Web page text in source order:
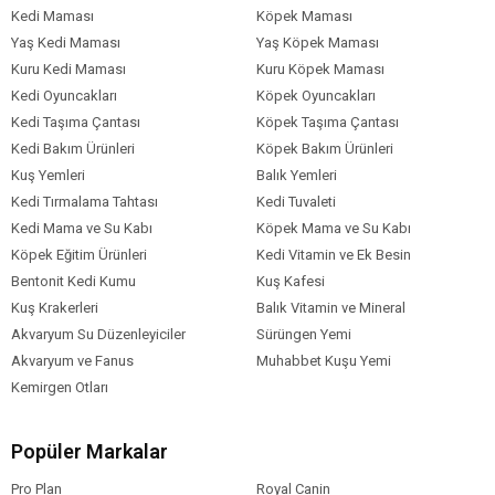
Nem %10
Ham Kül %5,2
Ham Seluloz %6
Kalsiyum %1,2
Fosfor %0,9
Sodyum %0,2
Omega-3 Yağ Asidi %0,3
Omega-6 Yağ Asidi %2,2
EPA %0,05
DHA %0,1
Besinsel Katkılar
D3 Vitamini 1.500 IU/kg
E Vitamini 500 mg/kg
C Vitamini 350 mg/kg
Kolin Klorid 1.800 mg/kg
L-Karnitin 250 mg/kg
Kedi Maması
Köpek Maması
Yaş Kedi Maması
Yaş Köpek Maması
Kuru Kedi Maması
Kuru Köpek Maması
Kedi Oyuncakları
Köpek Oyuncakları
Kedi Taşıma Çantası
Köpek Taşıma Çantası
Kedi Bakım Ürünleri
Köpek Bakım Ürünleri
Kuş Yemleri
Balık Yemleri
Kedi Tırmalama Tahtası
Kedi Tuvaleti
Kedi Mama ve Su Kabı
Köpek Mama ve Su Kabı
Köpek Eğitim Ürünleri
Kedi Vitamin ve Ek Besin
Bentonit Kedi Kumu
Kuş Kafesi
Kuş Krakerleri
Balık Vitamin ve Mineral
Akvaryum Su Düzenleyiciler
Sürüngen Yemi
Akvaryum ve Fanus
Muhabbet Kuşu Yemi
Kemirgen Otları
Popüler Markalar
Pro Plan
Royal Canin